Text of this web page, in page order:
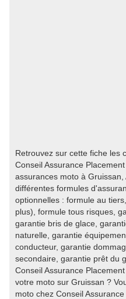
Retrouvez sur cette fiche les
Conseil Assurance
assurances moto à
différentes formules
optionnelles : formule au
plus), formule tous risques,
garantie bris de glace,
naturelle, garantie
conducteur, garantie
secondaire, garantie prêt du
Conseil Assurance
votre moto sur Gruissan ?
moto chez Conseil